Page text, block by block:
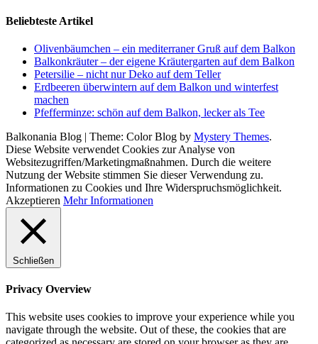
Beliebteste Artikel
Olivenbäumchen – ein mediterraner Gruß auf dem Balkon
Balkonkräuter – der eigene Kräutergarten auf dem Balkon
Petersilie – nicht nur Deko auf dem Teller
Erdbeeren überwintern auf dem Balkon und winterfest
machen
Pfefferminze: schön auf dem Balkon, lecker als Tee
Balkonania Blog | Theme: Color Blog by Mystery Themes.
Diese Website verwendet Cookies zur Analyse von
Websitezugriffen/Marketingmaßnahmen. Durch die weitere
Nutzung der Website stimmen Sie dieser Verwendung zu.
Informationen zu Cookies und Ihre Widerspruchsmöglichkeit.
Akzeptieren Mehr Informationen
Schließen
Privacy Overview
This website uses cookies to improve your experience while you
navigate through the website. Out of these, the cookies that are